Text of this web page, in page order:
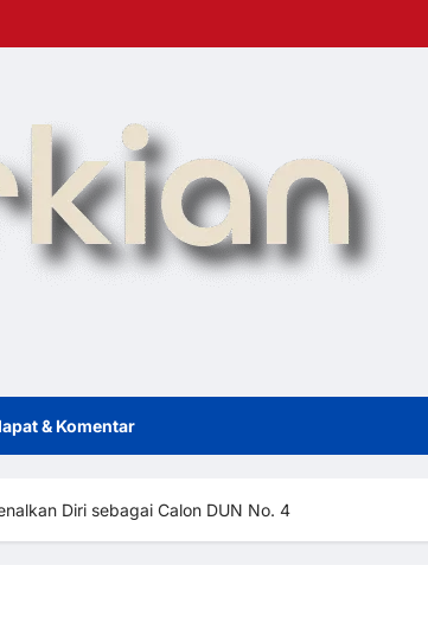
& Komentar
Diri sebagai Calon DUN No. 4